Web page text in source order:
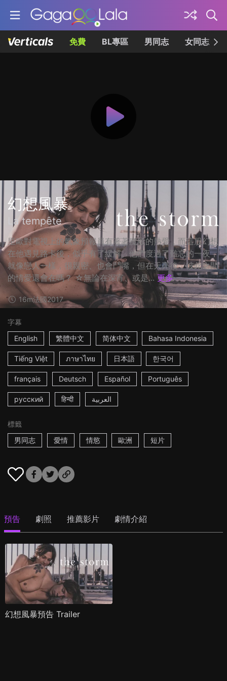
免費 BL專區 男同志 女同志
幻想風暴
La tempête
里歐對電視上的氣象預報員有著著魔般的熱愛，而這股幻想
在他遇見路卡後，似乎有了緩解。他們度過了難忘的一夜，
就像戀人一樣，很親密、也會鬥嘴，但在天亮後，彼此之間
的情愛還會在嗎？ ☆無論在深宵、或是... 更多
16m法國2017
字幕
English
繁體中文 简体中文 Bahasa Indonesia
Tiếng Việt ภาษาไทย 日本語 한국어
français Deutsch Español Português
русский हिन्दी العربية
標籤
男同志
愛情 情慾 歐洲 短片
預告 劇照 推薦影片 劇情介紹
幻想風暴預告 Trailer